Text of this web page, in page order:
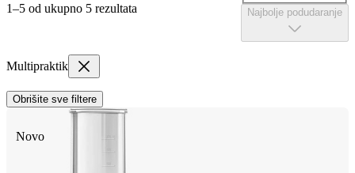
1–5 od ukupno 5 rezultata Najbolje podudaranje
Multipraktik
Obrišite sve filtere
Novo